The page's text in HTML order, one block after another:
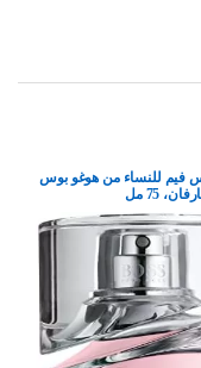
فيم للنساء من هوغو بوس
75 مل